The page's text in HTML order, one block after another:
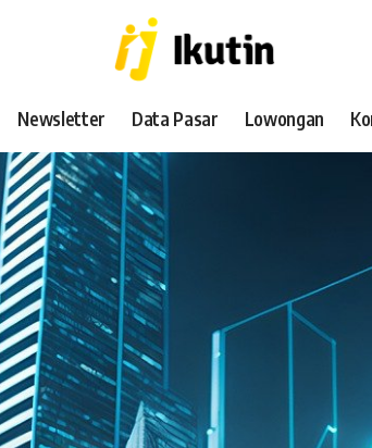
Newsletter Data Pasar Lowongan